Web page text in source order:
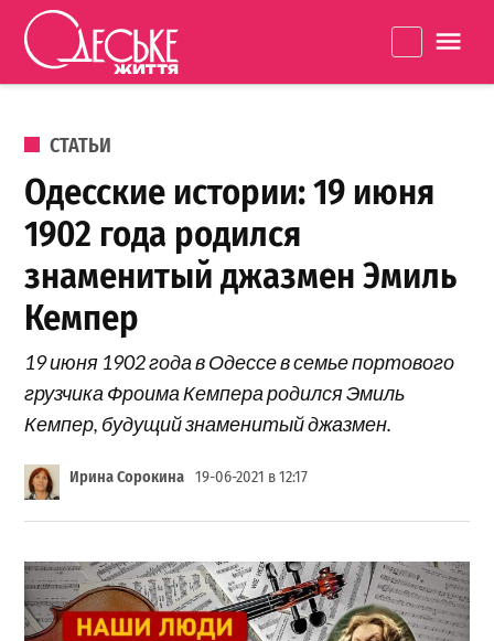
Перейти к содержанию
життя
ОПУБЛИКОВАНО В
СТАТЬИ
Одесские истории: 19 июня
1902 года родился
знаменитый джазмен Эмиль
Кемпер
19 июня 1902 года в Одессе в семье портового
грузчика Фроима Кемпера родился Эмиль
Кемпер, будущий знаменитый джазмен.
Ирина Сорокина 19-06-2021 в 12:17